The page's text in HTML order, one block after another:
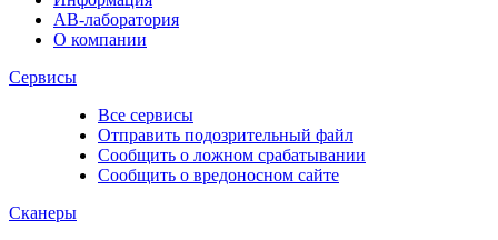
АВ-лаборатория
О компании
Сервисы
Все сервисы
Отправить подозрительный файл
Сообщить о ложном срабатывании
Сообщить о вредоносном сайте
Сканеры